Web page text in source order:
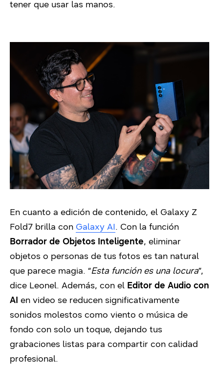
tener que usar las manos.
En cuanto a edición de contenido, el Galaxy Z
Fold7 brilla con Galaxy AI. Con la función
Borrador de Objetos Inteligente, eliminar
objetos o personas de tus fotos es tan natural
que parece magia. “Esta función es una locura”,
dice Leonel. Además, con el Editor de Audio con
AI en video se reducen significativamente
sonidos molestos como viento o música de
fondo con solo un toque, dejando tus
grabaciones listas para compartir con calidad
profesional.